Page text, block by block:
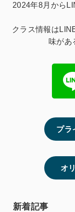
2024年8月から
クラス情報は
味があ
プラ
オ
新着記事